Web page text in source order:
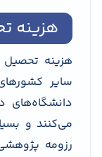
هزینه
هزینه تحصیل
سایر
دانشگاه‌های
می‌کنند و
رزومه